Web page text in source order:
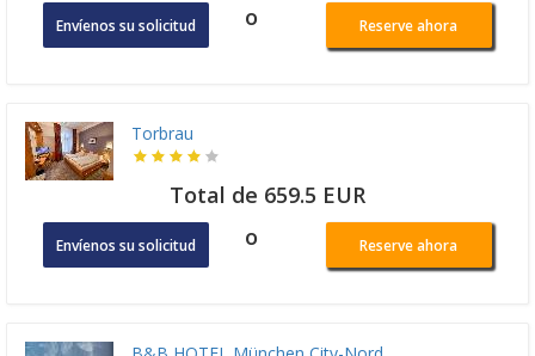
Envíenos su solicitud o Reserve ahora
Torbrau
Total de 659.5 EUR
Envíenos su solicitud o Reserve ahora